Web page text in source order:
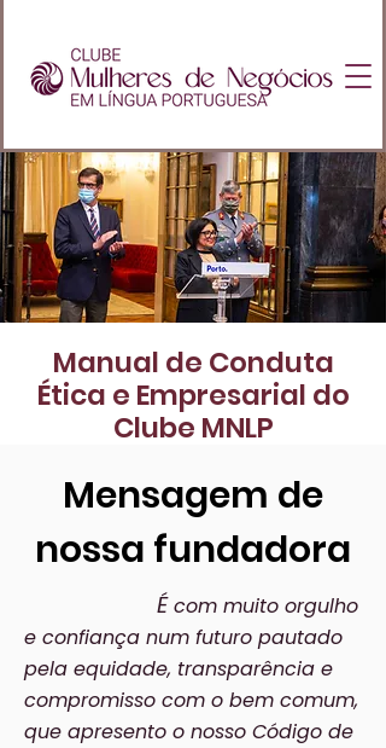
Manual de Conduta
Ética e Empresarial do
Clube MNLP
Mensagem de
nossa fundadora
Écom muito orgulho
e confiança num futuro pautado
pela equidade, transparência e
compromisso com o bem comum,
que apresento o nosso Código de